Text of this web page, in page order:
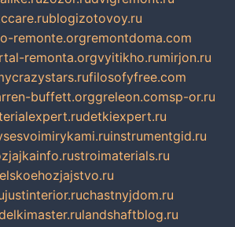
blogizotovoy.ru
o-remonte.orgremontdoma.com
remonta.orgvyitikho.rumirjon.ru
filosofyfree.com
buffett.orggreleon.comsp-or.ru
detkiexpert.ru
instrumentgid.ru
stroimaterials.ru
justinterior.ruchastnyjdom.ru
landshaftblog.ru